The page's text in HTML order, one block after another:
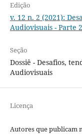
Edição
v. 12 n. 2 (2021):
Audiovisuais - Parte 2
Seção
Dossiê - Desafios,
Audiovisuais
Licença
Autores que publicam